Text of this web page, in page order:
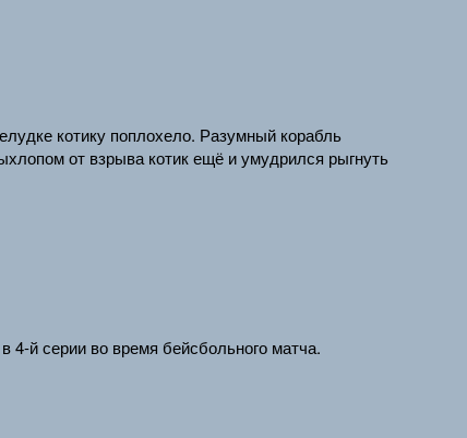
котику поплохело. Разумный корабль
от взрыва котик ещё и умудрился рыгнуть
й серии во время бейсбольного матча.